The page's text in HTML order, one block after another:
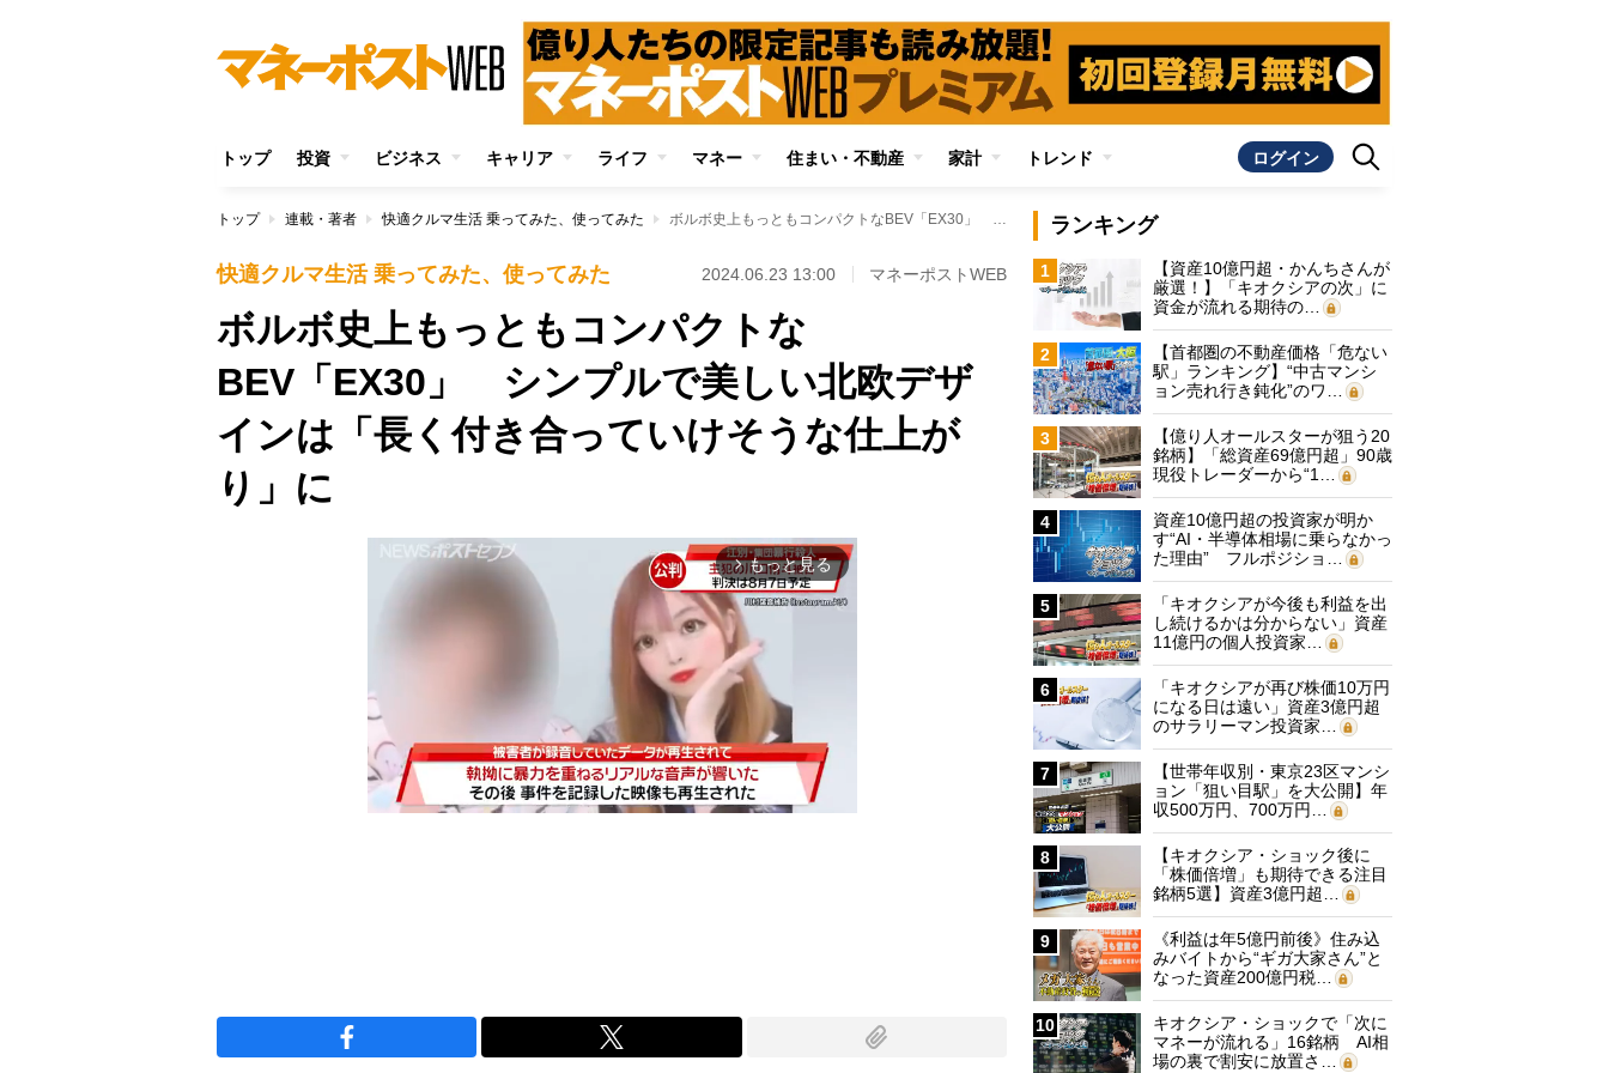
トップ 投資 ビジネス キャリア ライフ マネー 住まい・不動産 家計 トレンド ログイン
トップ 連載・著者 快適クルマ生活 乗ってみた、使ってみた ボルボ史上もっともコンパクトなBEV「EX30」 シンプルで美しい北欧デザインは「長く付き合っていけそうな仕上がり」に
快適クルマ生活 乗ってみた、使ってみた 2024.06.23 13:00 マネーポストWEB
ボルボ史上もっともコンパクトな
BEV「EX30」 シンプルで美しい北欧デザ
インは「長く付き合っていけそうな仕上が
り」に
arrow_forward_ios もっと見る
ランキング
1
【資産10億円超・かんちさんが
厳選！】「キオクシアの次」に
資金が流れる期待の…
2
【首都圏の不動産価格「危ない
駅」ランキング】“中古マンシ
ョン売れ行き鈍化”のワ…
3
【億り人オールスターが狙う20
銘柄】「総資産69億円超」90歳
現役トレーダーから“1…
4
資産10億円超の投資家が明か
す“AI・半導体相場に乗らなかっ
た理由” フルポジショ…
5
「キオクシアが今後も利益を出
し続けるかは分からない」資産
11億円の個人投資家…
6
「キオクシアが再び株価10万円
になる日は遠い」資産3億円超
のサラリーマン投資家…
7
【世帯年収別・東京23区マンシ
ョン「狙い目駅」を大公開】年
収500万円、700万円…
8
【キオクシア・ショック後に
「株価倍増」も期待できる注目
銘柄5選】資産3億円超…
9
《利益は年5億円前後》住み込
みバイトから“ギガ大家さん”と
なった資産200億円税…
10
キオクシア・ショックで「次に
マネーが流れる」16銘柄 AI相
場の裏で割安に放置さ…